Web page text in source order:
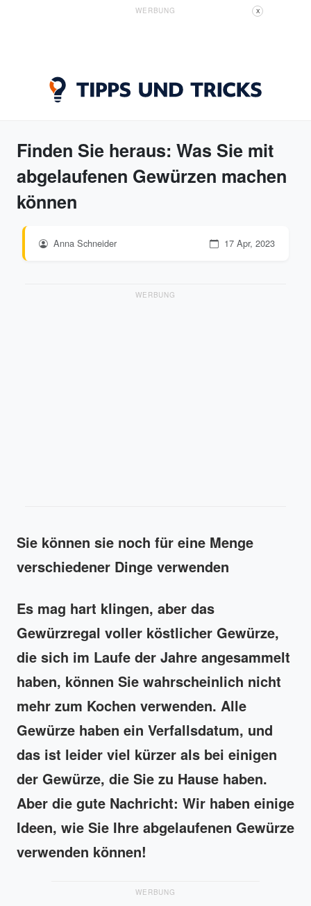
WERBUNG X
Finden Sie heraus: Was Sie mit
abgelaufenen Gewürzen machen
können
Anna Schneider 17 Apr, 2023
WERBUNG
Sie können sie noch für eine Menge
verschiedener Dinge verwenden
Es mag hart klingen, aber das
Gewürzregal voller köstlicher Gewürze,
die sich im Laufe der Jahre angesammelt
haben, können Sie wahrscheinlich nicht
mehr zum Kochen verwenden. Alle
Gewürze haben ein Verfallsdatum, und
das ist leider viel kürzer als bei einigen
der Gewürze, die Sie zu Hause haben.
Aber die gute Nachricht: Wir haben einige
Ideen, wie Sie Ihre abgelaufenen Gewürze
verwenden können!
WERBUNG